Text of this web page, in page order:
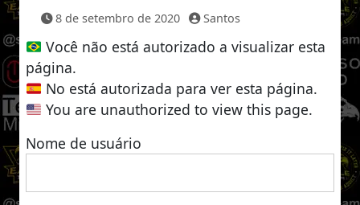
8 de setembro de 2020 Santos
Você não está autorizado a visualizar esta
página.
No está autorizada para ver esta página.
You are unauthorized to view this page.
Nome de usuário